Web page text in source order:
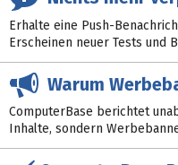
Erhalte eine Push-
Erscheinen neuer Tests und
Warum
ComputerBase berichtet
Inhalte, sondern